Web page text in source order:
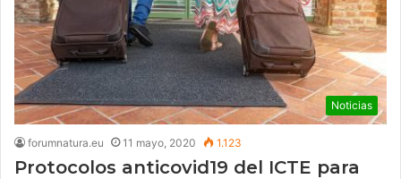
Noticias
forumnatura.eu 11 mayo, 2020 1.123
Protocolos anticovid19 del ICTE para